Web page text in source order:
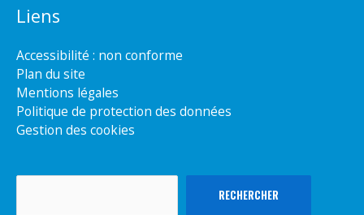
Liens
Accessibilité : non conforme
Plan du site
Mentions légales
Politique de protection des données
Gestion des cookies
RECHERCHER